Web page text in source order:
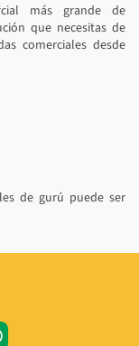
más grande de
que necesitas de
comerciales desde
de gurú puede ser